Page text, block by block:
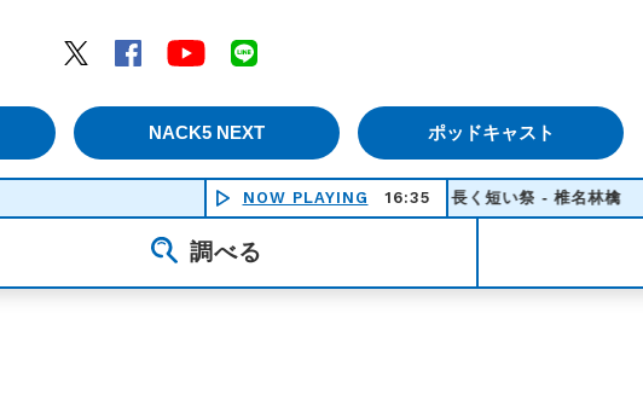
Twitter
Facebook YouTube
NACK5 NEXT ポッドキャスト
NOW PLAYING 16:35
長く短い祭 - 椎名林檎
調べる